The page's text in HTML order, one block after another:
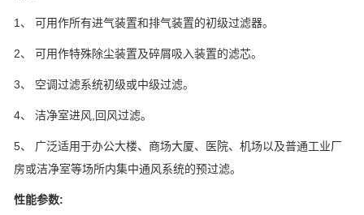
1 、 可用作所有进气装置和排气装置的初级过滤器。
2、 可用作特殊除尘装置及碎屑吸入装置的滤芯。
3、 空调过滤系统初级或中级过滤。
4、 洁净室进风 回风过滤。
5、 广泛适用于办公大楼、商场大厦、医院、机场以及普通工业厂
房或洁净室等场所内集中通风系统的预过滤。
性能参数: